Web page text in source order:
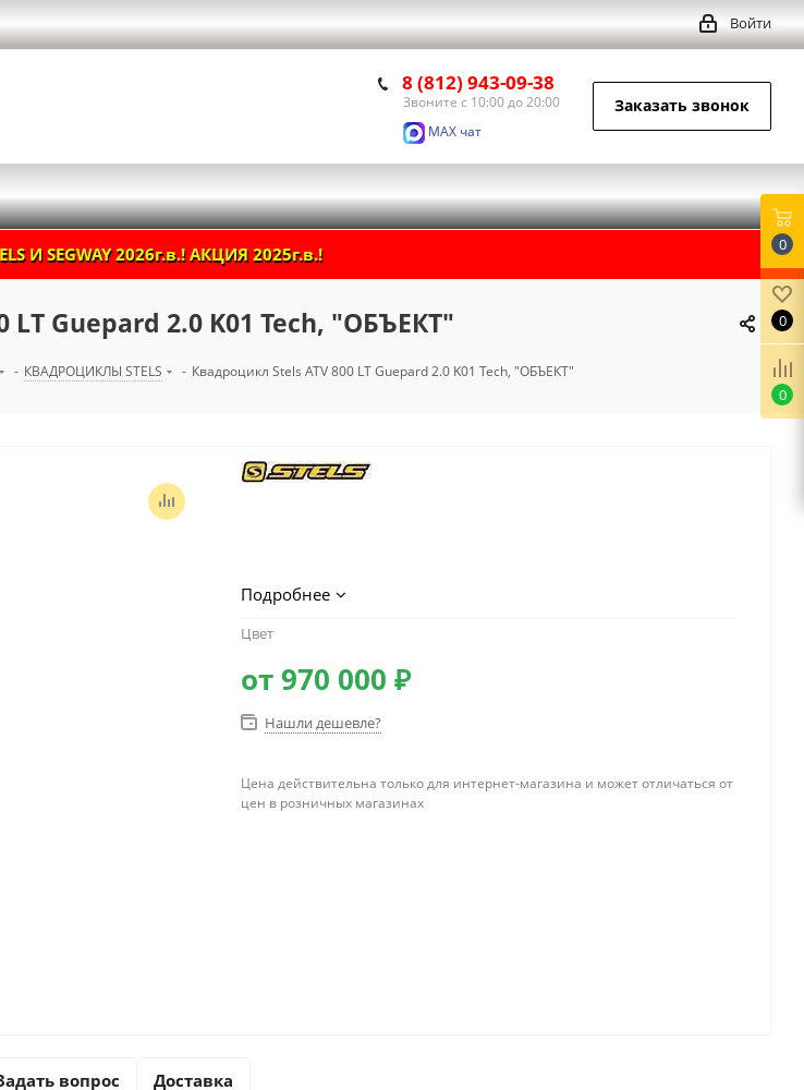
Войти
8 (812) 943-09-38
Звоните с 10:00 до 20:00
MAX чат
Заказать звонок
И SEGWAY 2026г.в.! АКЦИЯ 2025г.в.!
LT Guepard 2.0 K01 Tech, "ОБЪЕКТ"
- КВАДРОЦИКЛЫ STELS - Квадроцикл Stels ATV 800 LT Guepard 2.0 K01 Tech, "ОБЪЕКТ"
Подробнее
Цвет
от970 000 ₽
Нашли дешевле?
Цена действительна только для интернет-магазина и может отличаться от
цен в розничных магазинах
вопрос Доставка
0
0
0